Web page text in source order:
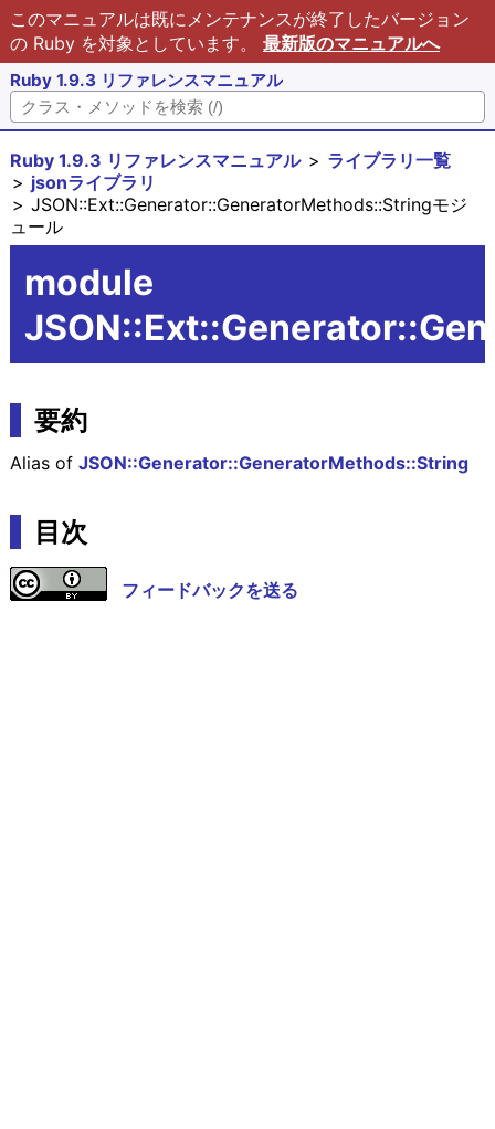
このマニュアルは既にメンテナンスが終了したバージョン
の Ruby を対象としています。 最新版のマニュアルへ
Ruby 1.9.3 リファレンスマニュアル
Ruby 1.9.3 リファレンスマニュアル
ライブラリ一覧
jsonライブラリ
JSON::Ext::Generator::GeneratorMethods::Stringモジ
ュール
module
要約
Alias of JSON::Generator::GeneratorMethods::String
目次
フィードバックを送る